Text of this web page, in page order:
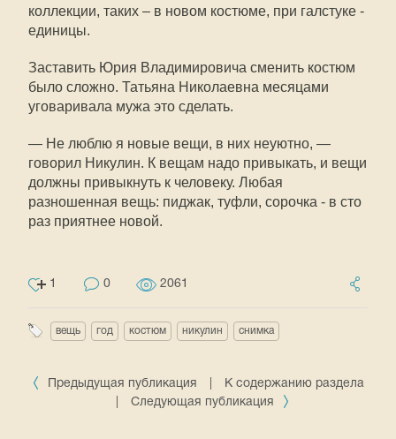
коллекции, таких – в новом костюме, при галстуке -
единицы.
Заставить Юрия Владимировича сменить костюм
было сложно. Татьяна Николаевна месяцами
уговаривала мужа это сделать.
— Не люблю я новые вещи, в них неуютно, —
говорил Никулин. К вещам надо привыкать, и вещи
должны привыкнуть к человеку. Любая
разношенная вещь: пиджак, туфли, сорочка - в сто
раз приятнее новой.
1 0 2061
вещь год костюм никулин снимка
Предыдущая публикация
К содержанию раздела
Следующая публикация